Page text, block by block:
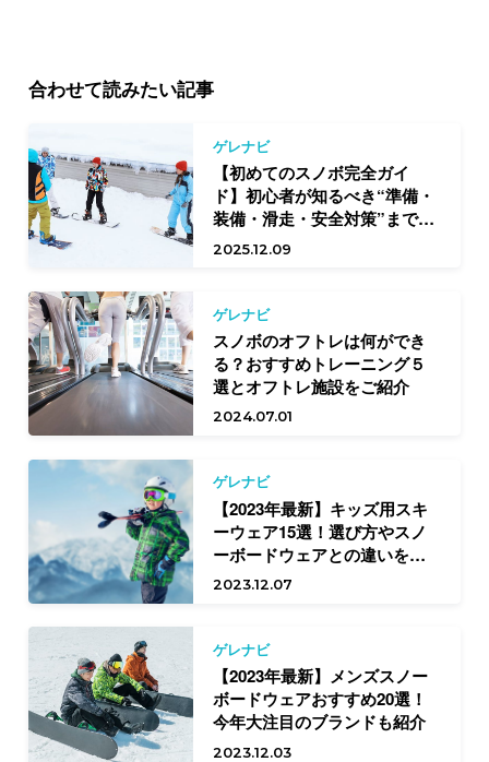
合わせて読みたい記事
ゲレナビ
【初めてのスノボ完全ガイ
ド】初心者が知るべき“準備・
装備・滑走・安全対策”まで徹
底ガイド
2025.12.09
ゲレナビ
スノボのオフトレは何ができ
る？おすすめトレーニング５
選とオフトレ施設をご紹介
2024.07.01
ゲレナビ
【2023年最新】キッズ用スキ
ーウェア15選！選び方やスノ
ーボードウェアとの違いを解
説
2023.12.07
ゲレナビ
【2023年最新】メンズスノー
ボードウェアおすすめ20選！
今年大注目のブランドも紹介
2023.12.03